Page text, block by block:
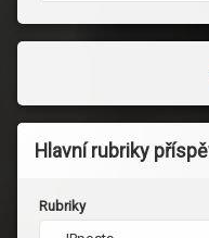
Hlavní rubriky
Rubriky